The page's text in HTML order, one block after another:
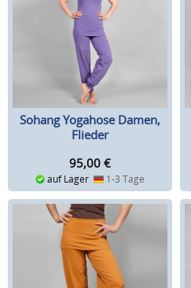
Sohang Yogahose Damen,
Flieder
95,00 €
auf Lager 1-3 Tage